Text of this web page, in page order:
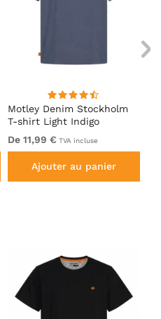
Motley Denim Stockholm
T-shirt Light Indigo
De 11,99 € TVA incluse
Ajouter au panier